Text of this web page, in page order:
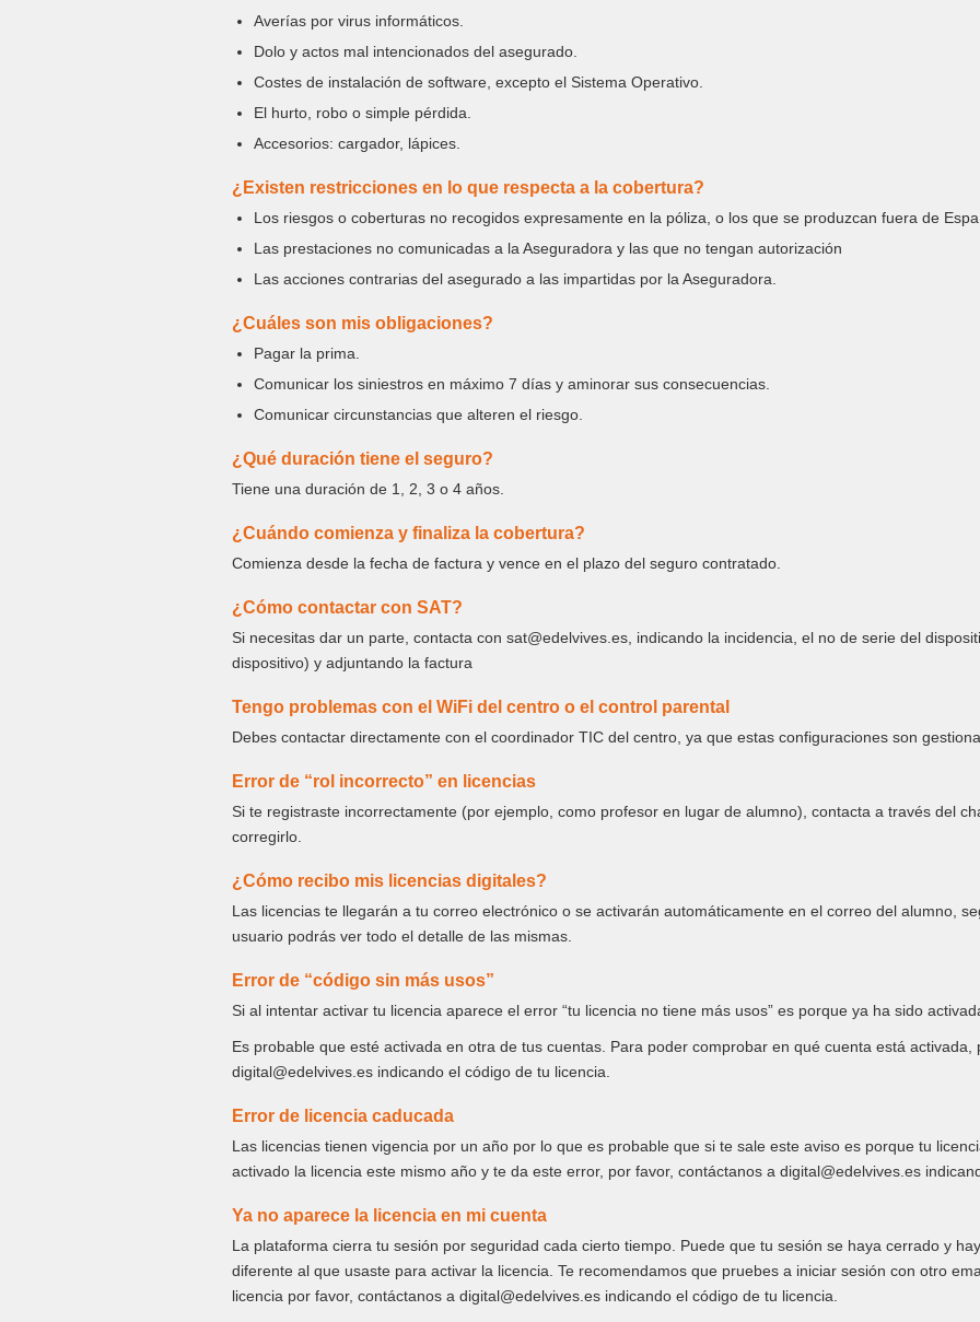
Averías por virus informáticos.
Dolo y actos mal intencionados del asegurado.
Costes de instalación de software, excepto el Sistema Operativo.
El hurto, robo o simple pérdida.
Accesorios: cargador, lápices.
¿Existen restricciones en lo que respecta a la cobertura?
Los riesgos o coberturas no recogidos expresamente en la póliza, o los que se produzcan fuera de
Las prestaciones no comunicadas a la Aseguradora y las que no tengan autorización
Las acciones contrarias del asegurado a las impartidas por la Aseguradora.
¿Cuáles son mis obligaciones?
Pagar la prima.
Comunicar los siniestros en máximo 7 días y aminorar sus consecuencias.
Comunicar circunstancias que alteren el riesgo.
¿Qué duración tiene el seguro?
Tiene una duración de 1, 2, 3 o 4 años.
¿Cuándo comienza y finaliza la cobertura?
Comienza desde la fecha de factura y vence en el plazo del seguro contratado.
¿Cómo contactar con SAT?
Si necesitas dar un parte, contacta con sat@edelvives.es, indicando la incidencia, el no de serie del
dispositivo) y adjuntando la factura
Tengo problemas con el WiFi del centro o el control parental
Debes contactar directamente con el coordinador TIC del centro, ya que estas configuraciones son
Error de “rol incorrecto” en licencias
Si te registraste incorrectamente (por ejemplo, como profesor en lugar de alumno), contacta a través del
corregirlo.
¿Cómo recibo mis licencias digitales?
Las licencias te llegarán a tu correo electrónico o se activarán automáticamente en el correo del alumno,
usuario podrás ver todo el detalle de las mismas.
Error de “código sin más usos”
Si al intentar activar tu licencia aparece el error “tu licencia no tiene más usos” es porque ya ha sido
Es probable que esté activada en otra de tus cuentas. Para poder comprobar en qué cuenta está activada,
digital@edelvives.es indicando el código de tu licencia.
Error de licencia caducada
Las licencias tienen vigencia por un año por lo que es probable que si te sale este aviso es porque tu
activado la licencia este mismo año y te da este error, por favor, contáctanos a digital@edelvives.es
Ya no aparece la licencia en mi cuenta
La plataforma cierra tu sesión por seguridad cada cierto tiempo. Puede que tu sesión se haya cerrado y
diferente al que usaste para activar la licencia. Te recomendamos que pruebes a iniciar sesión con otro
licencia por favor, contáctanos a digital@edelvives.es indicando el código de tu licencia.